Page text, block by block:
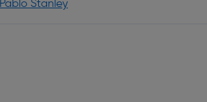
Pablo Stanley(si apre in una nuova